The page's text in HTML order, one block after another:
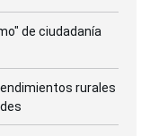
de ciudadanía
rurales